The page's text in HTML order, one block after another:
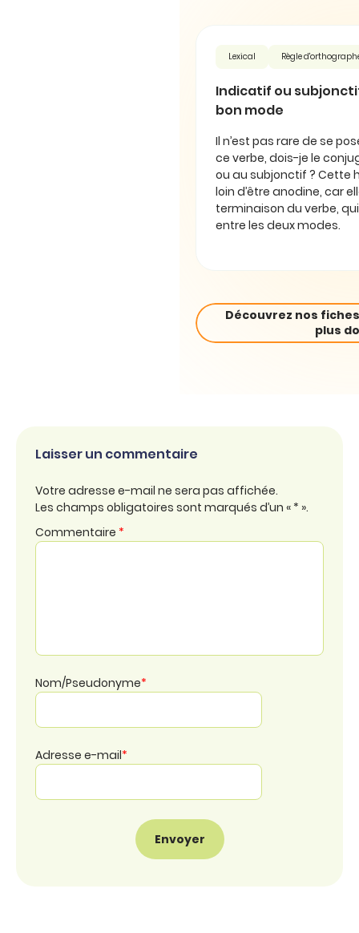
Lexical Règle
Indicatif ou
bon mode
Il n’est pas rare de se
ce verbe, dois-je le
ou au subjonctif ? Cette
loin d’être anodine, car
terminaison du verbe,
entre les deux modes.
Découvrez nos
plus
Laisser un commentaire
Votre adresse e-mail ne sera pas affichée.
Les champs obligatoires sont marqués d’un « * ».
Commentaire *
Nom/Pseudonyme*
Adresse e-mail*